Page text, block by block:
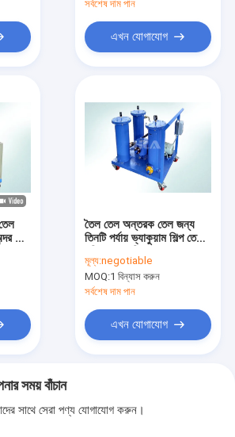
সর্বশেষ দাম পান
এখন যোগাযোগ
তেল
তৈল তেল অন্তরক তেল জন্য
তিনটি পর্যায় ভ্যাকুয়াম শিল্প তেল
মূল্য:negotiable
MOQ:1 বিন্যাস করুন
সর্বশেষ দাম পান
এখন যোগাযোগ
সময় বাঁচান
সাথে সেরা পণ্য যোগাযোগ করুন।